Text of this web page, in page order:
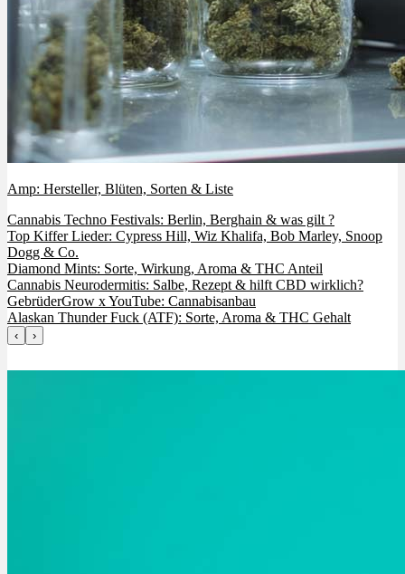
Amp: Hersteller, Blüten, Sorten & Liste
Cannabis Techno Festivals: Berlin, Berghain & was gilt ?
Top Kiffer Lieder: Cypress Hill, Wiz Khalifa, Bob Marley, Snoop
Dogg & Co.
Diamond Mints: Sorte, Wirkung, Aroma & THC Anteil
Cannabis Neurodermitis: Salbe, Rezept & hilft CBD wirklich?
GebrüderGrow x YouTube: Cannabisanbau
Alaskan Thunder Fuck (ATF): Sorte, Aroma & THC Gehalt
‹ ›